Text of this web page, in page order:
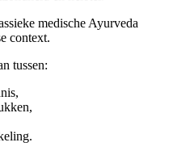
medische Ayurveda
context.
tussen: